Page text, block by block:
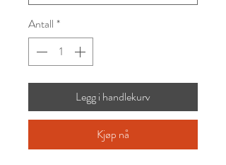
Antall *
Legg i handlekurv
Kjøp nå